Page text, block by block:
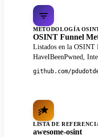
METODOLOGÍA
OSINT Funnel
Listados en la OSINT
HaveIBeenPwned,
github.com/
LISTA DE
awesome-osint